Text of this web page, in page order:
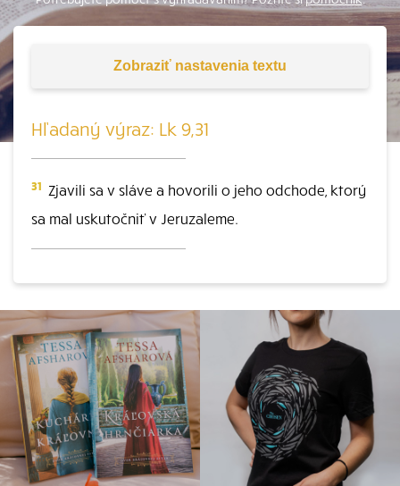
Zobraziť nastavenia textu
Hľadaný výraz: Lk 9,31
31 Zjavili sa v sláve a hovorili o jeho odchode, ktorý
sa mal uskutočniť v Jeruzaleme.